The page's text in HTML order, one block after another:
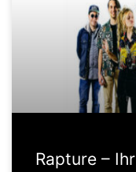
Rapture –